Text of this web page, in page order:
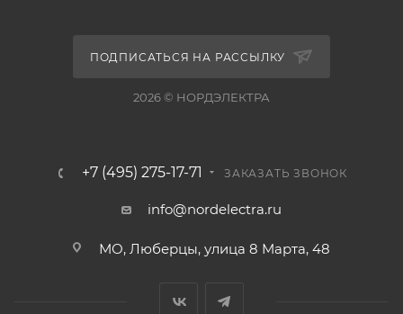
ПОДПИСАТЬСЯ НА РАССЫЛКУ
2026 © НОРДЭЛЕКТРА
+7 (495) 275-17-71 ЗАКАЗАТЬ ЗВОНОК
info@nordelectra.ru
МО, Люберцы, улица 8 Марта, 48